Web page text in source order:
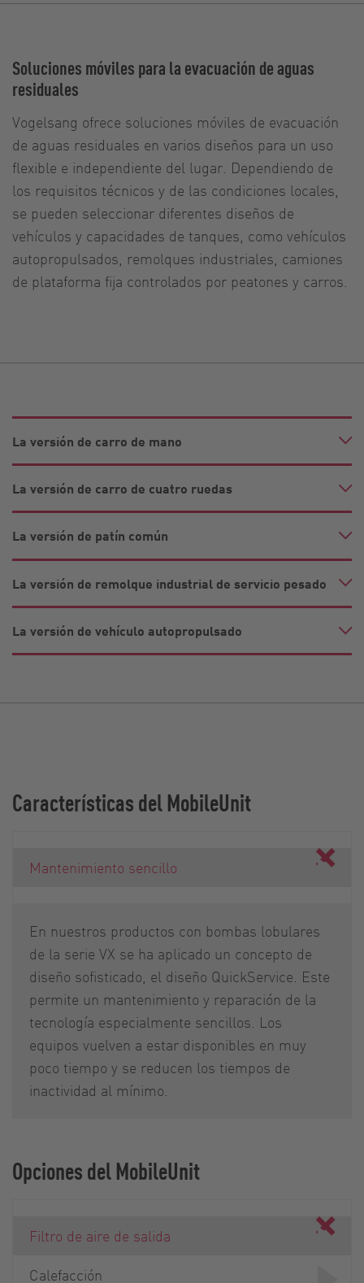
Soluciones móviles para la evacuación de aguas
residuales
Vogelsang ofrece soluciones móviles de evacuación
de aguas residuales en varios diseños para un uso
flexible e independiente del lugar. Dependiendo de
los requisitos técnicos y de las condiciones locales,
se pueden seleccionar diferentes diseños de
vehículos y capacidades de tanques, como vehículos
autopropulsados, remolques industriales, camiones
de plataforma fija controlados por peatones y carros.
La versión de carro de mano
La versión de carro de cuatro ruedas
La versión de patín común
La versión de remolque industrial de servicio pesado
La versión de vehículo autopropulsado
Características del MobileUnit
Mantenimiento sencillo
En nuestros productos con bombas lobulares
de la serie VX se ha aplicado un concepto de
diseño sofisticado, el diseño QuickService. Este
permite un mantenimiento y reparación de la
tecnología especialmente sencillos. Los
equipos vuelven a estar disponibles en muy
poco tiempo y se reducen los tiempos de
inactividad al mínimo.
Opciones del MobileUnit
Filtro de aire de salida
Calefacción